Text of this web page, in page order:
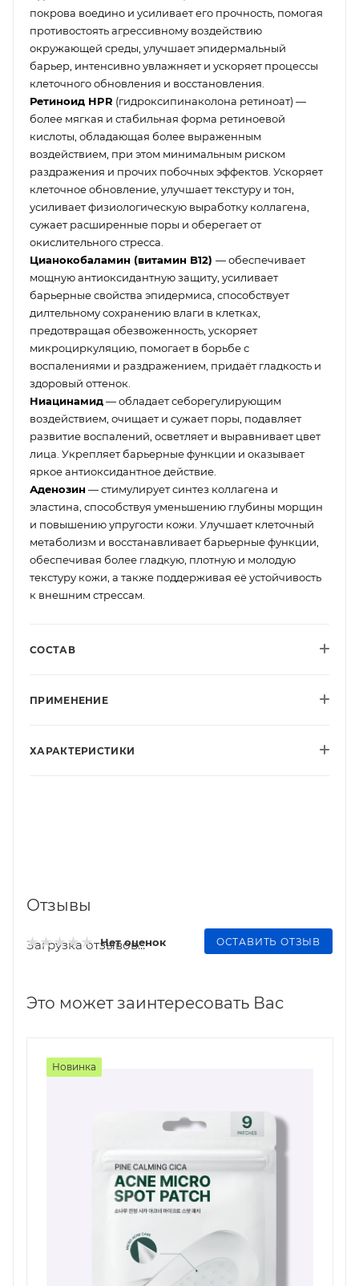
покрова воедино и усиливает его прочность, помогая
противостоять агрессивному воздействию
окружающей среды, улучшает эпидермальный
барьер, интенсивно увлажняет и ускоряет процессы
клеточного обновления и восстановления.
Ретиноид HPR (гидроксипинаколона ретиноат) —
более мягкая и стабильная форма ретиноевой
кислоты, обладающая более выраженным
воздействием, при этом минимальным риском
раздражения и прочих побочных эффектов. Ускоряет
клеточное обновление, улучшает текстуру и тон,
усиливает физиологическую выработку коллагена,
сужает расширенные поры и оберегает от
окислительного стресса.
Цианокобаламин (витамин B12) — обеспечивает
мощную антиоксидантную защиту, усиливает
барьерные свойства эпидермиса, способствует
дилтельному сохранению влаги в клетках,
предотвращая обезвоженность, ускоряет
микроциркуляцию, помогает в борьбе с
воспалениями и раздражением, придаёт гладкость и
здоровый оттенок.
Ниацинамид— обладает себорегулирующим
воздействием, очищает и сужает поры, подавляет
развитие воспалений, осветляет и выравнивает цвет
лица. Укрепляет барьерные функции и оказывает
яркое антиоксидантное действие.
Аденозин — стимулирует синтез коллагена и
эластина, способствуя уменьшению глубины морщин
и повышению упругости кожи. Улучшает клеточный
метаболизм и восстанавливает барьерные функции,
обеспечивая более гладкую, плотную и молодую
текстуру кожи, а также поддерживая её устойчивость
к внешним стрессам.
СОСТАВ
ПРИМЕНЕНИЕ
ХАРАКТЕРИСТИКИ
Отзывы
Нет оценок ОСТАВИТЬ ОТЗЫВ
Загрузка отзывов...
Это может заинтересовать Вас
Новинка